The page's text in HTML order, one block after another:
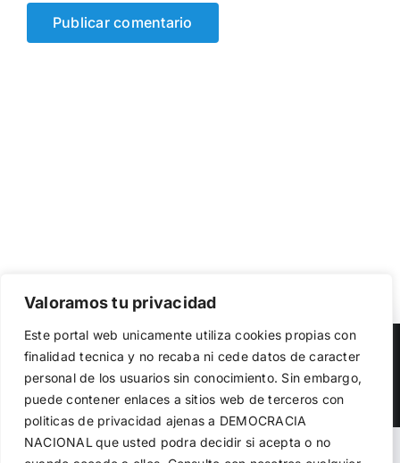
Valoramos tu privacidad
Este portal web unicamente utiliza cookies propias con
finalidad tecnica y no recaba ni cede datos de caracter
personal de los usuarios sin conocimiento. Sin embargo,
puede contener enlaces a sitios web de terceros con
politicas de privacidad ajenas a DEMOCRACIA
NACIONAL que usted podra decidir si acepta o no
Copyright 2023 |Democracia Nacional | All Rights Reserved
Facebook
TwitterInstagram
el funcionamiento de la web, medir su uso y mejorar
nuestros servicios. Puede aceptar todas las cookies,
rechazar las no necesarias o configurar sus preferencias.
Política de cookies
Aceptar todo